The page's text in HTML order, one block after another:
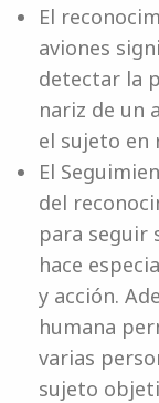
El
aviones
detectar la
nariz de un
el sujeto en
El
del
para seguir
hace
y acción.
humana
varias
sujeto